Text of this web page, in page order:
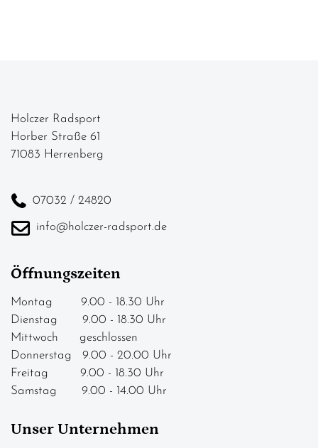
Holczer Radsport
Horber Straße 61
71083 Herrenberg
07032 / 24820
info@holczer-radsport.de
Öffnungszeiten
Montag 9.00 - 18.30 Uhr
Dienstag 9.00 - 18.30 Uhr
Mittwoch geschlossen
Donnerstag 9.00 - 20.00 Uhr
Freitag 9.00 - 18.30 Uhr
Samstag 9.00 - 14.00 Uhr
Unser Unternehmen